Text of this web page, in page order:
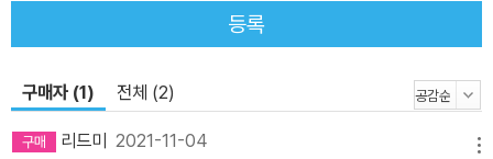
한 수단이 되었다. 가장 큰 스케일의 우주로 눈을 돌려 보면 어떨까?
지구의 궤도에는 허블 망원경을 포함해 먼 별이나 은하가 보내는 빛,
빅뱅의 잔해인 마이크로파 배경 복사 등 지구로 쏟아지는 온갖 종류
의 전자기파를 측정하는 다양한 우주 망원경들이 맹활약 중이다. 인
간이 만든 빛 4차 산업 혁명, 인공 지능과 빅 데이터의 구호가 요란한
등록
구매자 (1) 전체 (2)
리드미 2021-11-04